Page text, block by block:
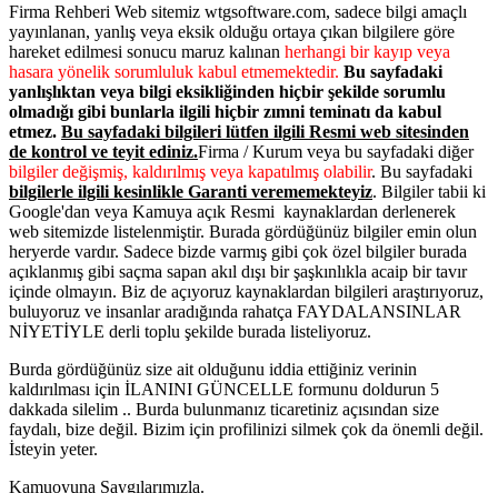
Firma Rehberi Web sitemiz wtgsoftware.com, sadece bilgi amaçlı
yayınlanan, yanlış veya eksik olduğu ortaya çıkan bilgilere göre
hareket edilmesi sonucu maruz kalınan herhangi bir kayıp veya
hasara yönelik sorumluluk kabul etmemektedir. Bu sayfadaki
yanlışlıktan veya bilgi eksikliğinden hiçbir şekilde sorumlu
olmadığı gibi bunlarla ilgili hiçbir zımni teminatı da kabul
etmez. Bu sayfadaki bilgileri lütfen ilgili Resmi web sitesinden
de kontrol ve teyit ediniz.Firma / Kurum veya bu sayfadaki diğer
bilgiler değişmiş, kaldırılmış veya kapatılmış olabilir. Bu sayfadaki
bilgilerle ilgili kesinlikle Garanti verememekteyiz. Bilgiler tabii ki
Google'dan veya Kamuya açık Resmi kaynaklardan derlenerek
web sitemizde listelenmiştir. Burada gördüğünüz bilgiler emin olun
heryerde vardır. Sadece bizde varmış gibi çok özel bilgiler burada
açıklanmış gibi saçma sapan akıl dışı bir şaşkınlıkla acaip bir tavır
içinde olmayın. Biz de açıyoruz kaynaklardan bilgileri araştırıyoruz,
buluyoruz ve insanlar aradığında rahatça FAYDALANSINLAR
NİYETİYLE derli toplu şekilde burada listeliyoruz.
Burda gördüğünüz size ait olduğunu iddia ettiğiniz verinin
kaldırılması için İLANINI GÜNCELLE formunu doldurun 5
dakkada silelim .. Burda bulunmanız ticaretiniz açısından size
faydalı, bize değil. Bizim için profilinizi silmek çok da önemli değil.
İsteyin yeter.
Kamuoyuna Saygılarımızla.